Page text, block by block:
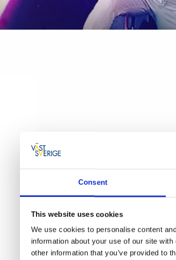
Consent
This website uses cookies
We use cookies to personalise content
information about your use of our site
other information that you’ve provided to
De härliga grabbarna från PS
vår inglasade uteservering
Köket erbjuder en trevlig meny